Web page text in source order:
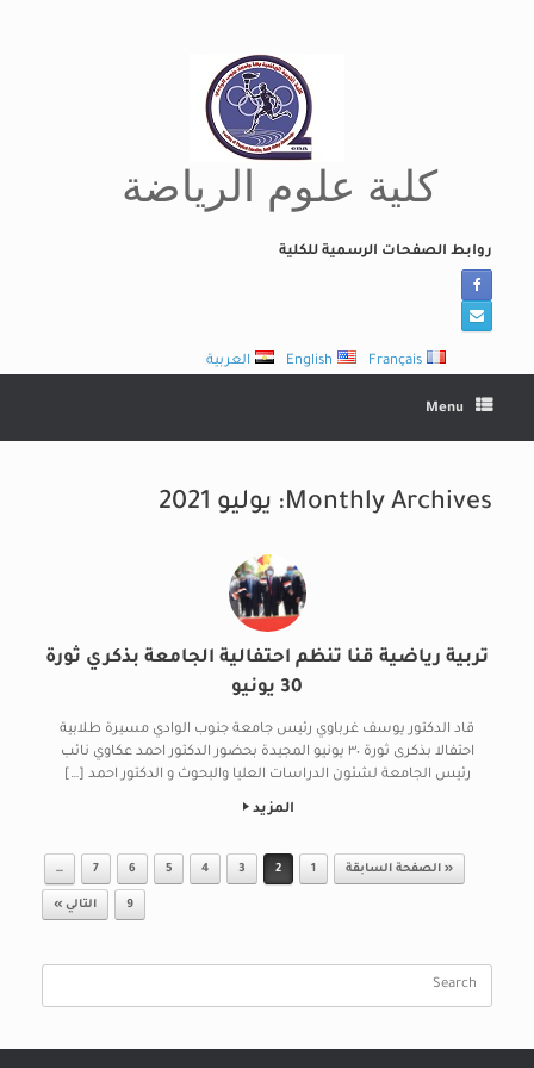
كلية علوم الرياضة
روابط الصفحات الرسمية للكلية
العربية English Français
Menu
Monthly Archives: يوليو 2021
تربية رياضية قنا تنظم احتفالية الجامعة بذكري ثورة
30 يونيو
قاد الدكتور يوسف غرباوي رئيس جامعة جنوب الوادي مسيرة طلابية
احتفالا بذكرى ثورة ٣٠ يونيو المجيدة بحضور الدكتور احمد عكاوي نائب
رئيس الجامعة لشئون الدراسات العليا والبحوث و الدكتور احمد […]
المزيد
Post navigation
« الصفحة السابقة 1
2
3
4
5
6
7
…
9 التالي »
Search